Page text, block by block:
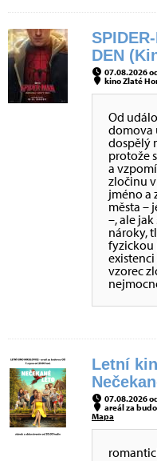
DEN
07.08.2026
kino Zlaté
Od
domova
dospělý
protože
a
zločinu
jméno a
města –
–, ale
nároky,
fyzickou
vzorec
Letní
07.08.2026
areál za
Mapa